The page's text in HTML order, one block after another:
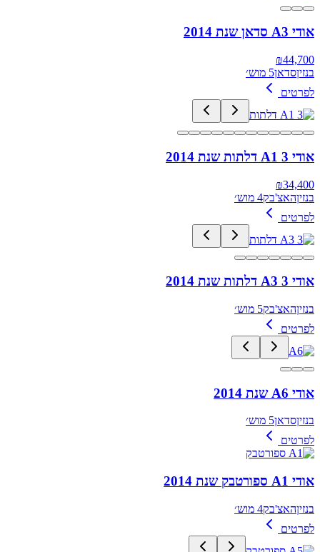
אודי A3 סדאן שנת 2014
₪44,700
בנזיןסדאן5 מוש׳
לפרטים
אודי A1 3 דלתות שנת 2014
₪34,400
בנזיןהאצ'בק4 מוש׳
לפרטים
אודי A3 3 דלתות שנת 2014
בנזיןהאצ'בק5 מוש׳
לפרטים
אודי A6 שנת 2014
בנזיןסדאן5 מוש׳
לפרטים
אודי A1 ספורטבק שנת 2014
בנזיןהאצ'בק4 מוש׳
לפרטים